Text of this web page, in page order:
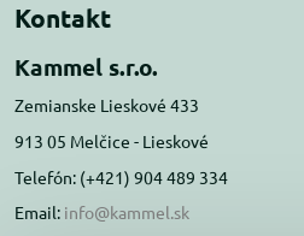
Kontakt
Kammel s.r.o.
Zemianske Lieskové 433
913 05 Melčice - Lieskové
Telefón: (+421) 904 489 334
Email: info@kammel.sk